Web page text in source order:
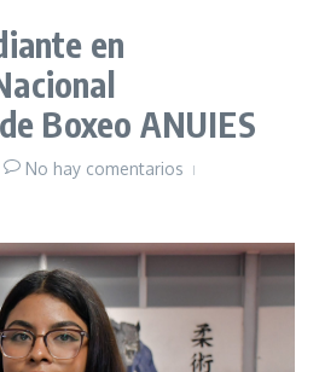
en
Boxeo ANUIES
No hay comentarios